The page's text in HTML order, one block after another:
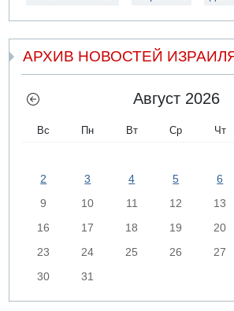
АРХИВ НОВОСТЕЙ
Август 2026
Вс Пн Вт Ср Чт
2
3 4 5 6
9
10 11 12 13
16
17 18 19 20
23
24 25 26 27
30
31